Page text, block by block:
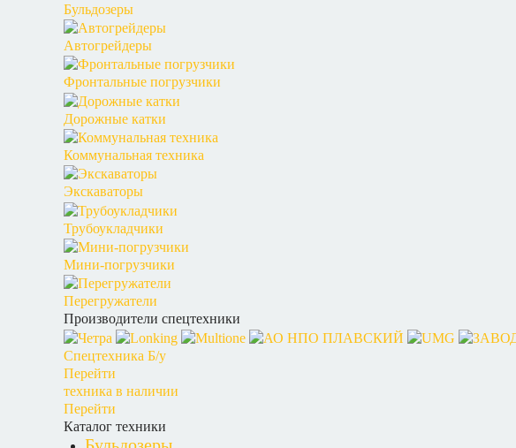
Бульдозеры
Автогрейдеры
Фронтальные погрузчики
Дорожные катки
Коммунальная техника
Экскаваторы
Трубоукладчики
Мини-погрузчики
Перегружатели
Производители спецтехники
Спецтехника Б/у
Перейти
техника в наличии
Перейти
Каталог техники
Бульдозеры